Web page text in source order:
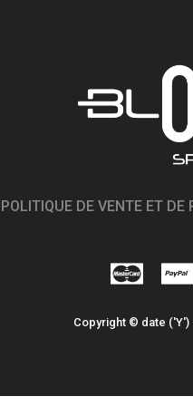
POLITIQUE DE VENTE ET DE
Copyright © date ('Y')